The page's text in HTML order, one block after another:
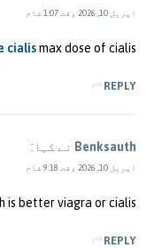
اپریل 10, 2026 وقت 1:07 شام
cialismax dose of cialis
REPLY
Benksauth نے کہا:
اپریل 10, 2026 وقت 9:18 شام
is better viagra or cialis
REPLY